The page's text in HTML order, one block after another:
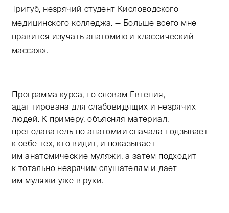
Тригуб, незрячий студент Кисловодского
медицинского колледжа. — Больше всего мне
нравится изучать анатомию и классический
массаж».
Программа курса, по словам Евгения,
адаптирована для слабовидящих и незрячих
людей. К примеру, объясняя материал,
преподаватель по анатомии сначала подзывает
к себе тех, кто видит, и показывает
им анатомические муляжи, а затем подходит
к тотально незрячим слушателям и дает
им муляжи уже в руки.